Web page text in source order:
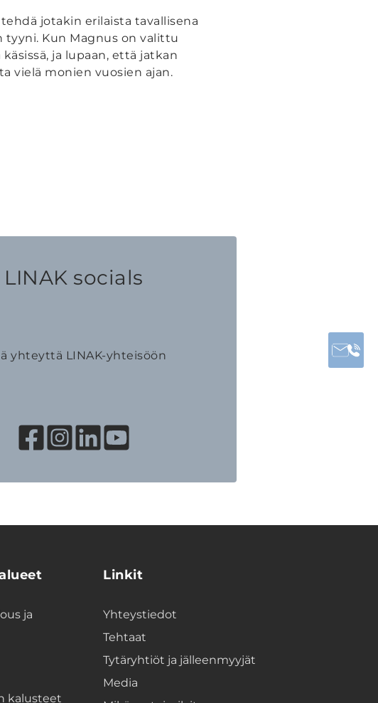
jotakin erilaista tavallisena
tyyni. Kun Magnus on valittu
ja lupaan, että jatkan
vielä monien vuosien ajan.
LINAK socials
yhteyttä LINAK-yhteisöön
ja
kalusteet
Linkit
Yhteystiedot
Tehtaat
Tytäryhtiöt ja jälleenmyyjät
Media